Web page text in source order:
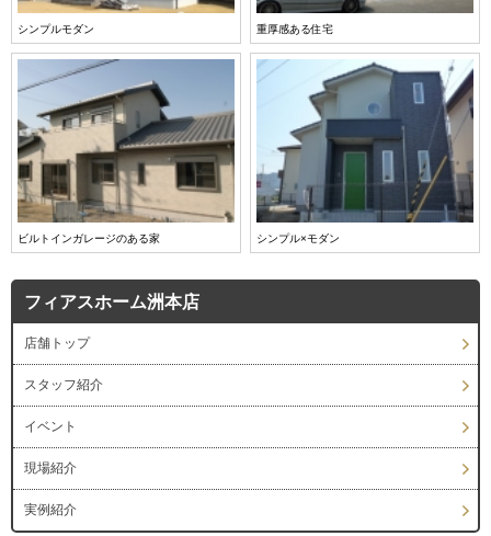
シンプルモダン 重厚感ある住宅
ビルトインガレージのある家 シンプル×モダン
フィアスホーム洲本店
店舗トップ
スタッフ紹介
イベント
現場紹介
実例紹介